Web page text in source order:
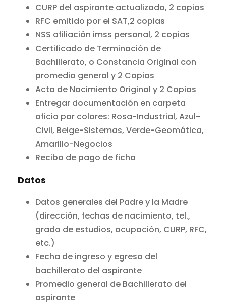
CURP del aspirante actualizado, 2 copias
RFC emitido por el SAT,2 copias
NSS afiliación imss personal, 2 copias
Certificado de Terminación de
Bachillerato, o Constancia Original con
promedio general y 2 Copias
Acta de Nacimiento Original y 2 Copias
Entregar documentación en carpeta
oficio por colores: Rosa-Industrial, Azul-
Civil, Beige-Sistemas, Verde-Geomática,
Amarillo-Negocios
Recibo de pago de ficha
Datos
Datos generales del Padre y la Madre
(dirección, fechas de nacimiento, tel.,
grado de estudios, ocupación, CURP, RFC,
etc.)
Fecha de ingreso y egreso del
bachillerato del aspirante
Promedio general de Bachillerato del
aspirante